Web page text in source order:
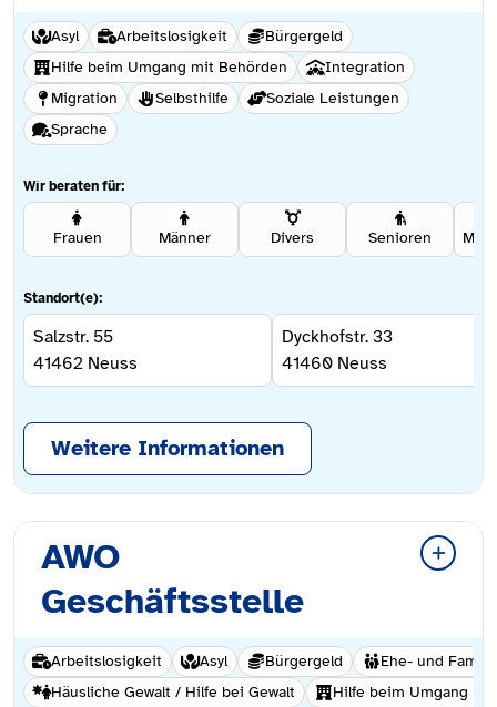
Asyl Arbeitslosigkeit
Bürgergeld
Hilfe beim Umgang mit Behörden
Integration
Migration
Selbsthilfe
Soziale Leistungen
Sprache
Wir beraten für:
Frauen Männer Divers Senioren
Standort(e):
Salzstr. 55
41462 Neuss
Dyckhofstr. 33
41460 Neuss
Weitere Informationen
AWO
Geschäftsstelle
Arbeitslosigkeit Asyl Bürgergeld
Ehe- und
Häusliche Gewalt / Hilfe bei Gewalt
Hilfe beim Umgang